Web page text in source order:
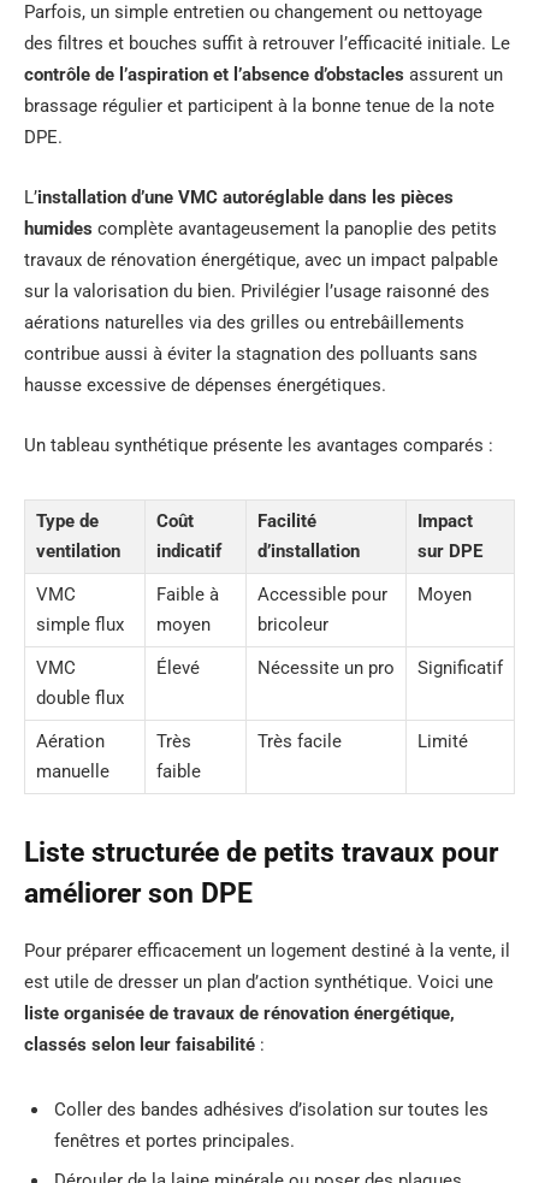
Parfois, un simple entretien ou changement ou nettoyage
des filtres et bouches suffit à retrouver l’efficacité initiale. Le
contrôle de l’aspiration et l’absence d’obstacles assurent un
brassage régulier et participent à la bonne tenue de la note
DPE.
L’installation d’une VMC autoréglable dans les pièces
humides complète avantageusement la panoplie des petits
travaux de rénovation énergétique, avec un impact palpable
sur la valorisation du bien. Privilégier l’usage raisonné des
aérations naturelles via des grilles ou entrebâillements
contribue aussi à éviter la stagnation des polluants sans
hausse excessive de dépenses énergétiques.
Un tableau synthétique présente les avantages comparés :
Type de
ventilation
Coût
indicatif
Facilité
d’installation
Impact
sur DPE
VMC
simple flux
Faible à
moyen
Accessible pour
bricoleur
Moyen
VMC
double flux
Élevé Nécessite un pro Significatif
Aération
manuelle
Très
faible
Très facile Limité
Liste structurée de petits travaux pour
améliorer son DPE
Pour préparer efficacement un logement destiné à la vente, il
est utile de dresser un plan d’action synthétique. Voici une
liste organisée de travaux de rénovation énergétique,
classés selon leur faisabilité :
Coller des bandes adhésives d’isolation sur toutes les
fenêtres et portes principales.